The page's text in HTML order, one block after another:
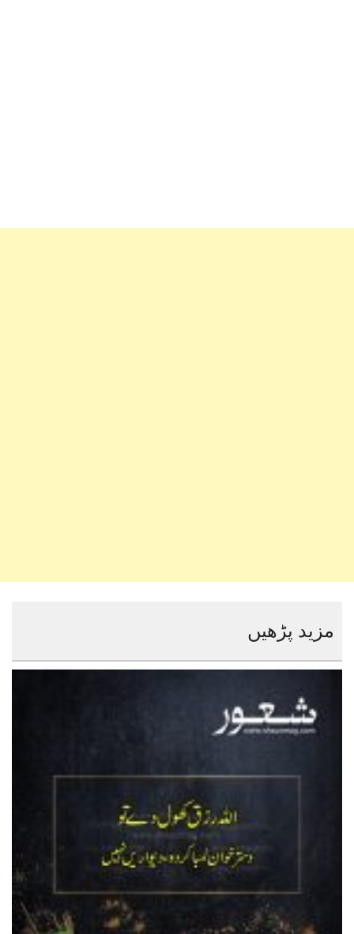
مزید پڑھیں